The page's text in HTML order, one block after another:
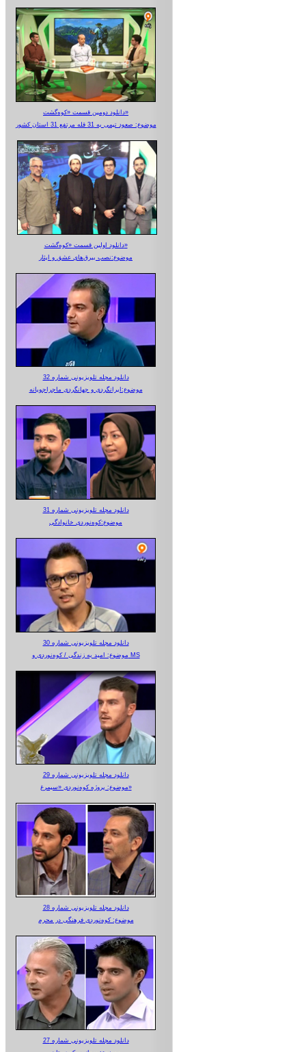
دانلود دومین قسمت «کوه‌گشت»
موضوع: صعود تیمی به 31 قله مرتفع 31 استان کشور
دانلود اولین قسمت «کوه‌گشت»
موضوع:نصب بیرق‌های عشق و ایثار
دانلود مجله تلویزیونی شماره 32
موضوع:ایرانگردی و جهانگردی ماجراجویانه
دانلود مجله تلویزیونی شماره 31
موضوع:کوه‌نوردی خانوادگی
دانلود مجله تلویزیونی شماره 30
موضوع: امید به زندگی / کوه‌نوردی و MS
دانلود مجله تلویزیونی شماره 29
موضوع: پروژه کوه‌نوردی «سیمرغ»
دانلود مجله تلویزیونی شماره 28
موضوع: کوه‌نوردی فرهنگی در محرم
دانلود مجله تلویزیونی شماره 27